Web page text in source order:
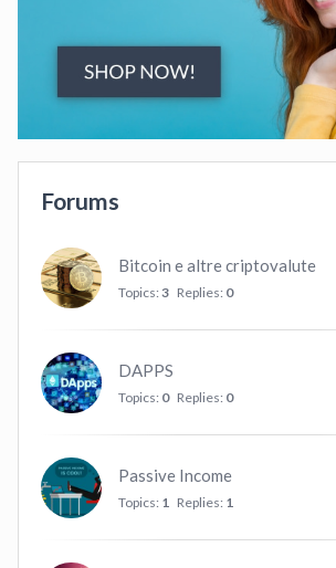
Forums
Bitcoin e altre criptovalute
Topics: 3 Replies: 0
DAPPS
Topics: 0 Replies: 0
Passive Income
Topics: 1 Replies: 1